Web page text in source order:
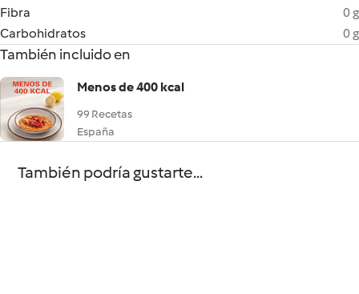
Fibra
0 g
Carbohidratos
0 g
También incluido en
Menos de 400 kcal
99 Recetas
España
También podría gustarte...